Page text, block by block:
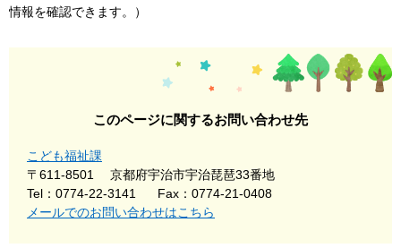
情報を確認できます。）
このページに関するお問い合わせ先
こども福祉課
〒611-8501
京都府宇治市宇治琵琶33番地
Tel：0774-22-3141
Fax：0774-21-0408
メールでのお問い合わせはこちら